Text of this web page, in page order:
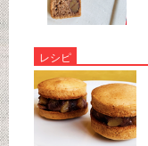
レシピ